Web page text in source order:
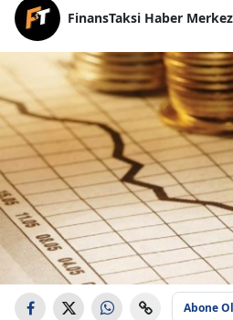
FinansTaksi Haber
Abone Ol